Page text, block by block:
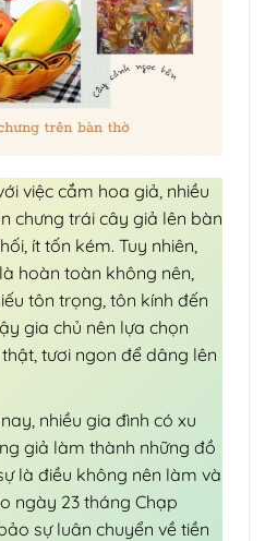
việc cắm hoa giả, nhiều
chưng trái cây giả lên bàn
ít tốn kém. Tuy nhiên,
hoàn toàn không nên,
tôn trọng, tôn kính đến
gia chủ nên lựa chọn
tươi ngon để dâng lên
nhiều gia đình có xu
giả làm thành những đồ
là điều không nên làm và
ngày 23 tháng Chạp
sự luân chuyển về tiền